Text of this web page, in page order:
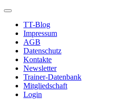
TT-Blog
Impressum
AGB
Datenschutz
Kontakte
Newsletter
Trainer-Datenbank
Mitgliedschaft
Login